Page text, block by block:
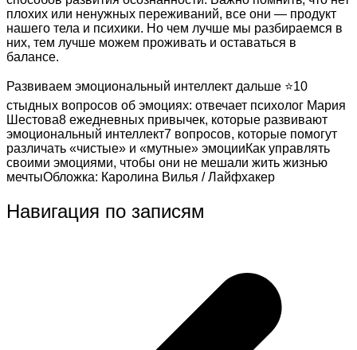
плохих или ненужных переживаний, все они — продукт
нашего тела и психики. Но чем лучше мы разбираемся в
них, тем лучше можем проживать и оставаться в
балансе.
Развиваем эмоциональный интеллект дальше ⭐10
стыдных вопросов об эмоциях: отвечает психолог Мария
Шестова8 ежедневных привычек, которые развивают
эмоциональный интеллект7 вопросов, которые помогут
различать «чистые» и «мутные» эмоцииКак управлять
своими эмоциями, чтобы они не мешали жить жизнью
мечтыОбложка: Каролина Вилья / Лайфхакер
Навигация по записям